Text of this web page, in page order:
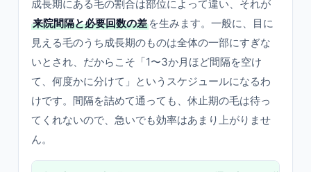
成長期にある毛の割合は部位によって違い、それが
来院間隔と必要回数の差 を生みます。一般に、目に
見える毛のうち成長期のものは全体の一部にすぎな
いとされ、だからこそ「1〜3か月ほど間隔を空け
て、何度かに分けて」というスケジュールになるわ
けです。間隔を詰めて通っても、休止期の毛は待っ
てくれないので、急いでも効率はあまり上がりませ
ん。